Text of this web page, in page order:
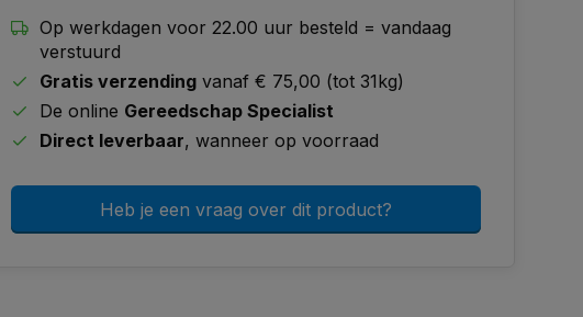
Op werkdagen voor 22.00 uur besteld = vandaag
verstuurd
Gratis verzending vanaf € 75,00 (tot 31kg)
De online Gereedschap Specialist
Direct leverbaar, wanneer op voorraad
Heb je een vraag over dit product?